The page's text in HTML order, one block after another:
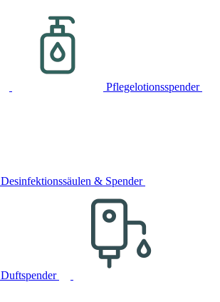
Pflegelotionsspender
Desinfektionssäulen & Spender
Duftspender